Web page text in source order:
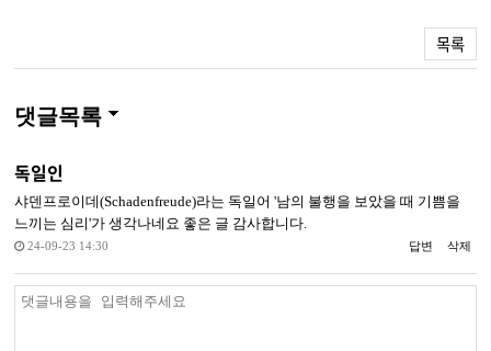
목록
댓글목록
독일인
샤덴프로이데(Schadenfreude)라는 독일어 '남의 불행을 보았을 때 기쁨을
느끼는 심리'가 생각나네요 좋은 글 감사합니다.
24-09-23 14:30 답변 삭제